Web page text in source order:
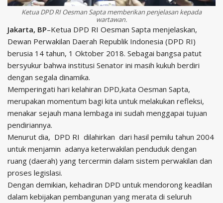
Ketua DPD RI Oesman Sapta memberikan penjelasan kepada
wartawan.
Jakarta, BP–Ketua DPD RI Oesman Sapta menjelaskan,
Dewan Perwakilan Daerah Republik Indonesia (DPD RI)
berusia 14 tahun, 1 Oktober 2018. Sebagai bangsa patut
bersyukur bahwa institusi Senator ini masih kukuh berdiri
dengan segala dinamika.
Memperingati hari kelahiran DPD,kata Oesman Sapta,
merupakan momentum bagi kita untuk melakukan refleksi,
menakar sejauh mana lembaga ini sudah menggapai tujuan
pendiriannya.
Menurut dia, DPD RI dilahirkan dari hasil pemilu tahun 2004
untuk menjamin adanya keterwakilan penduduk dengan
ruang (daerah) yang tercermin dalam sistem perwakilan dan
proses legislasi.
Dengan demikian, kehadiran DPD untuk mendorong keadilan
dalam kebijakan pembangunan yang merata di seluruh